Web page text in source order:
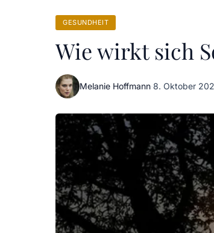
GESUNDHEIT
Wie wirkt sich
Melanie Hoffmann·8. Oktober